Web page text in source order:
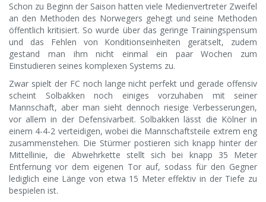
Schon zu Beginn der Saison hatten viele Medienvertreter Zweifel
an den Methoden des Norwegers gehegt und seine Methoden
öffentlich kritisiert. So wurde über das geringe Trainingspensum
und das Fehlen von Konditionseinheiten gerätselt, zudem
gestand man ihm nicht einmal ein paar Wochen zum
Einstudieren seines komplexen Systems zu.
Zwar spielt der FC noch lange nicht perfekt und gerade offensiv
scheint Solbakken noch einiges vorzuhaben mit seiner
Mannschaft, aber man sieht dennoch riesige Verbesserungen,
vor allem in der Defensivarbeit. Solbakken lässt die Kölner in
einem 4-4-2 verteidigen, wobei die Mannschaftsteile extrem eng
zusammenstehen. Die Stürmer postieren sich knapp hinter der
Mittellinie, die Abwehrkette stellt sich bei knapp 35 Meter
Entfernung vor dem eigenen Tor auf, sodass für den Gegner
lediglich eine Länge von etwa 15 Meter effektiv in der Tiefe zu
bespielen ist.